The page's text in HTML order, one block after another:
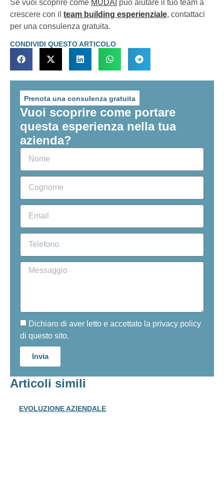
Se vuoi scoprire come MUDAI può aiutare il tuo team a
crescere con il team building esperienziale, contattaci
per una consulenza gratuita.
CONDIVIDI QUESTO ARTICOLO
Prenota una consulenza gratuita
Vuoi scoprire come portare
questa esperienza nella tua
azienda?
Dichiaro di aver letto e accettato la privacy policy
di questo sito.
Invia
Articoli simili
EVOLUZIONE AZIENDALE